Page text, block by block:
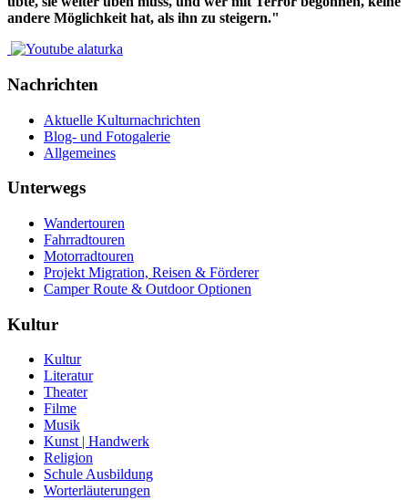
andere Möglichkeit hat, als ihn zu steigern."
Nachrichten
Aktuelle Kulturnachrichten
Blog- und Fotogalerie
Allgemeines
Unterwegs
Wandertouren
Fahrradtouren
Motorradtouren
Projekt Migration, Reisen & Förderer
Camper Route & Outdoor Optionen
Kultur
Kultur
Literatur
Theater
Filme
Musik
Kunst | Handwerk
Religion
Schule Ausbildung
Worterläuterungen